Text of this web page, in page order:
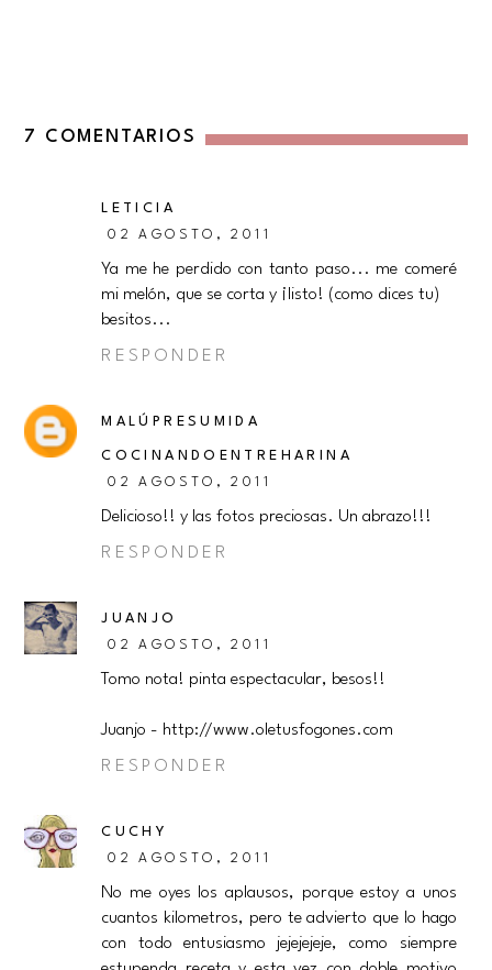
7 COMENTARIOS
LETICIA
02 AGOSTO, 2011
Ya me he perdido con tanto paso... me comeré
mi melón, que se corta y ¡listo! (como dices tu)
besitos...
RESPONDER
MALÚPRESUMIDA
COCINANDOENTREHARINA
02 AGOSTO, 2011
Delicioso!! y las fotos preciosas. Un abrazo!!!
RESPONDER
JUANJO
02 AGOSTO, 2011
Tomo nota! pinta espectacular, besos!!
Juanjo - http://www.oletusfogones.com
RESPONDER
CUCHY
02 AGOSTO, 2011
No me oyes los aplausos, porque estoy a unos
cuantos kilometros, pero te advierto que lo hago
con todo entusiasmo jejejejeje, como siempre